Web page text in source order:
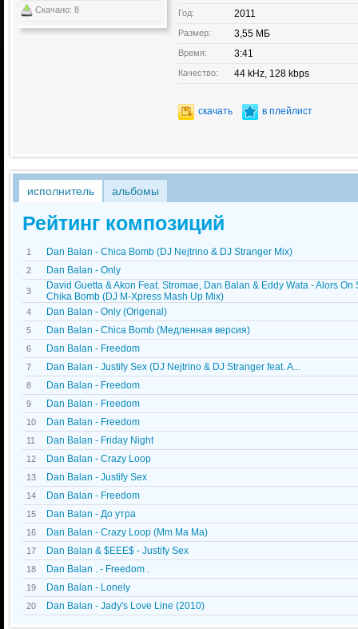
Скачано: 8 Год: 2011
Размер: 3,55 МБ
Время: 3:41
Качество: 44 kHz, 128 kbps
скачать в плейлист
исполнитель альбомы
Рейтинг композиций
1 Dan Balan - Chica Bomb (DJ Nejtrino & DJ Stranger Mix)
2 Dan Balan - Only
3
David Guetta & Akon Feat. Stromae, Dan Balan & Eddy Wata - Alors On
Chika Bomb (DJ M-Xpress Mash Up Mix)
4 Dan Balan - Only (Origenal)
5 Dan Balan - Chica Bomb (Медленная версия)
6 Dan Balan - Freedom
7 Dan Balan - Justify Sex (DJ Nejtrino & DJ Stranger feat. A...
8 Dan Balan - Freedom
9 Dan Balan - Freedom
10 Dan Balan - Freedom
11 Dan Balan - Friday Night
12 Dan Balan - Crazy Loop
13 Dan Balan - Justify Sex
14 Dan Balan - Freedom
15 Dan Balan - До утра
16 Dan Balan - Crazy Loop (Mm Ma Ma)
17 Dan Balan & $EEE$ - Justify Sex
18 Dan Balan . - Freedom .
19 Dan Balan - Lonely
20 Dan Balan - Jady's Love Line (2010)